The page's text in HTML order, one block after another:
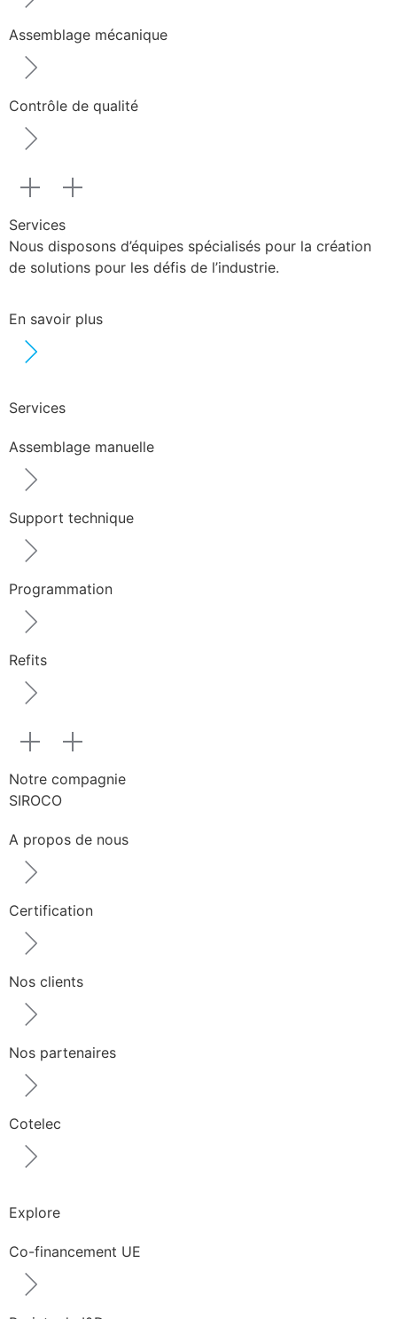
Assemblage mécanique
Contrôle de qualité
Services
Nous disposons d’équipes spécialisés pour la création
de solutions pour les défis de l’industrie.
En savoir plus
Services
Assemblage manuelle
Support technique
Programmation
Refits
Notre compagnie
SIROCO
A propos de nous
Certification
Nos clients
Nos partenaires
Cotelec
Explore
Co-financement UE